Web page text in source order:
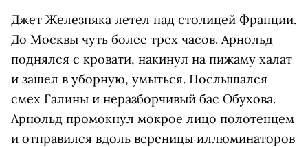
Джет Железняка летел над столицей Франции.
До Москвы чуть более трех часов. Арнольд
поднялся с кровати, накинул на пижаму халат
и зашел в уборную, умыться. Послышался
смех Галины и неразборчивый бас Обухова.
Арнольд промокнул мокрое лицо полотенцем
и отправился вдоль вереницы иллюминаторов